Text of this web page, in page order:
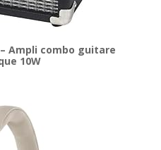
Ampli combo guitare
10W